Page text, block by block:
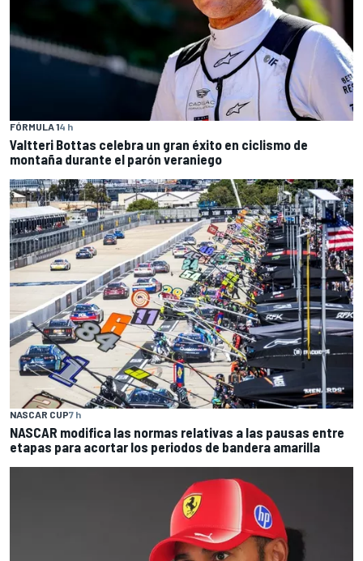
FÓRMULA 14 h
Valtteri Bottas celebra un gran éxito en ciclismo de
montaña durante el parón veraniego
NASCAR CUP7 h
NASCAR modifica las normas relativas a las pausas entre
etapas para acortar los periodos de bandera amarilla